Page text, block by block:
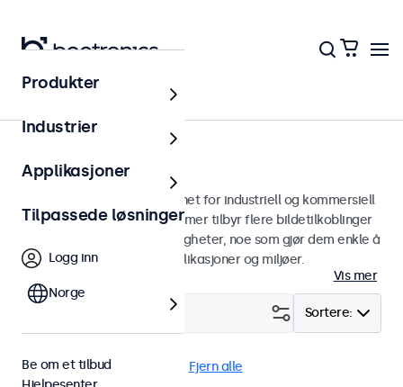
Skjermer
12 tommers skjermer
12 tommers skjermer designet for industriell og kommersiell
bruk. Våre 12 tommers skjermer tilbyr flere bildetilkoblinger
og allsidige monteringsmuligheter, noe som gjør dem enkle å
sømløst integrere i alle applikasjoner og miljøer.
Vis mer
Sortere:
12" skjermer 24/7 bruk Fjern alle
Produkter
Industrier
Applikasjoner
Tilpassede løsninger
Logg inn
Norge
Be om et tilbud